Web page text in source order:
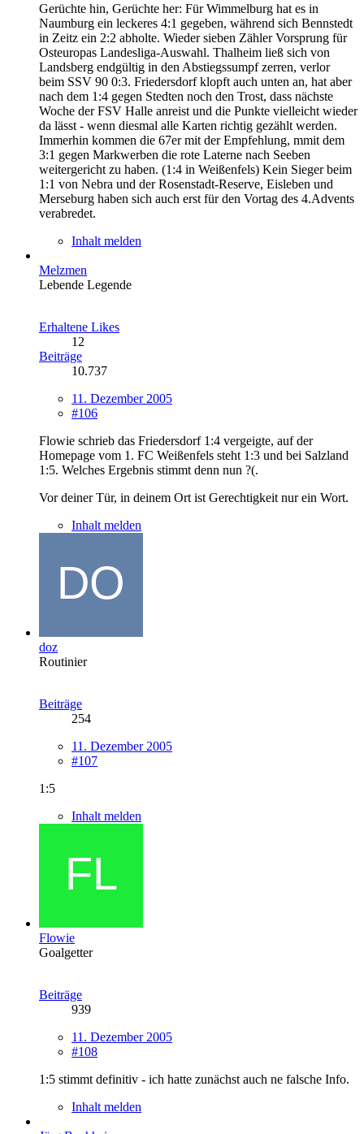
Gerüchte hin, Gerüchte her: Für Wimmelburg hat es in
Naumburg ein leckeres 4:1 gegeben, während sich Bennstedt
in Zeitz ein 2:2 abholte. Wieder sieben Zähler Vorsprung für
Osteuropas Landesliga-Auswahl. Thalheim ließ sich von
Landsberg endgültig in den Abstiegssumpf zerren, verlor
beim SSV 90 0:3. Friedersdorf klopft auch unten an, hat aber
nach dem 1:4 gegen Stedten noch den Trost, dass nächste
Woche der FSV Halle anreist und die Punkte vielleicht wieder
da lässt - wenn diesmal alle Karten richtig gezählt werden.
Immerhin kommen die 67er mit der Empfehlung, mmit dem
3:1 gegen Markwerben die rote Laterne nach Seeben
weitergericht zu haben. (1:4 in Weißenfels) Kein Sieger beim
1:1 von Nebra und der Rosenstadt-Reserve, Eisleben und
Merseburg haben sich auch erst für den Vortag des 4.Advents
verabredet.
Inhalt melden
Melzmen
Lebende Legende
Erhaltene Likes
12
Beiträge
10.737
11. Dezember 2005
#106
Flowie schrieb das Friedersdorf 1:4 vergeigte, auf der
Homepage vom 1. FC Weißenfels steht 1:3 und bei Salzland
1:5. Welches Ergebnis stimmt denn nun ?(.
Vor deiner Tür, in deinem Ort ist Gerechtigkeit nur ein Wort.
Inhalt melden
doz
Routinier
Beiträge
254
11. Dezember 2005
#107
1:5
Inhalt melden
Flowie
Goalgetter
Beiträge
939
11. Dezember 2005
#108
1:5 stimmt definitiv - ich hatte zunächst auch ne falsche Info.
Inhalt melden